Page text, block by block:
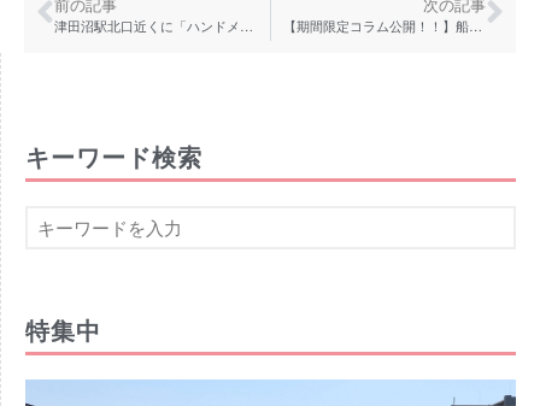
津田沼駅北口近くに「ハンドメイド雑貨のお店・ふるれっと」、作家100人ほどのハンドメイド作品が並ぶ 【期間限定コラム公開！！】船橋総合住宅展示場42周年特別プレゼント企画 ガラス・北欧インテリア雑貨販売 「SWEDEN GRACE」オーナーの川上麻衣子さんにインタビュー！！
キーワード検索
特集中